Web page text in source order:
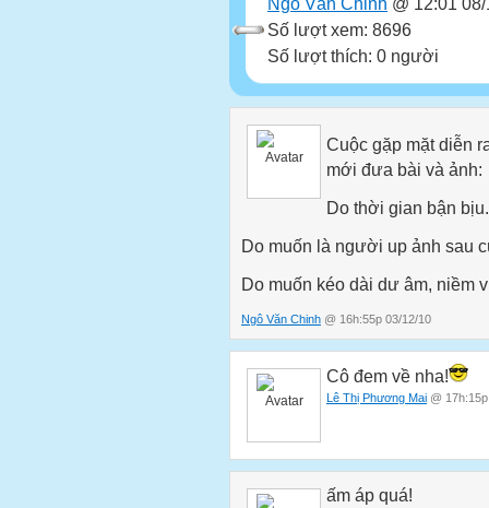
Số lượt xem: 8696
Số lượt thích: 0 người
Cuộc gặp mặt diễn
mới đưa bài và ảnh:
Do thời gian bận bịu.
Do muốn là người up ảnh sau
Do muốn kéo dài dư âm, niềm
Ngô Văn Chinh @ 16h:55p 03/12/10
Cô đem về nha!
Lê Thị Phương Mai @
ấm áp quá!